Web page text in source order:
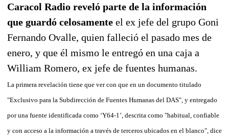
Caracol Radio reveló parte de la información
que guardó celosamente el ex jefe del grupo Goni
Fernando Ovalle, quien falleció el pasado mes de
enero, y que él mismo le entregó en una caja a
William Romero, ex jefe de fuentes humanas.
La primera revelación tiene que ver con que en un documento titulado
"Exclusivo para la Subdirección de Fuentes Humanas del DAS", y entregado
por una fuente identificada como ‘Y64-1’, descrita como "habitual, confiable
y con acceso a la información a través de terceros ubicados en el blanco", dice